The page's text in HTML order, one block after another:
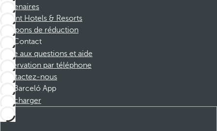
Partenaires
Dorint Hotels & Resorts
Coupons de réduction
Contact
Foire aux questions et aide
Réservation par téléphone
Contactez-nous
Barceló App
Télécharger